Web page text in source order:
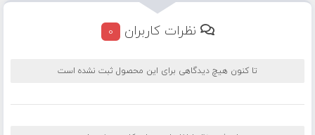
نظرات کاربران 0
تا کنون هیچ دیدگاهی برای این محصول ثبت نشده است